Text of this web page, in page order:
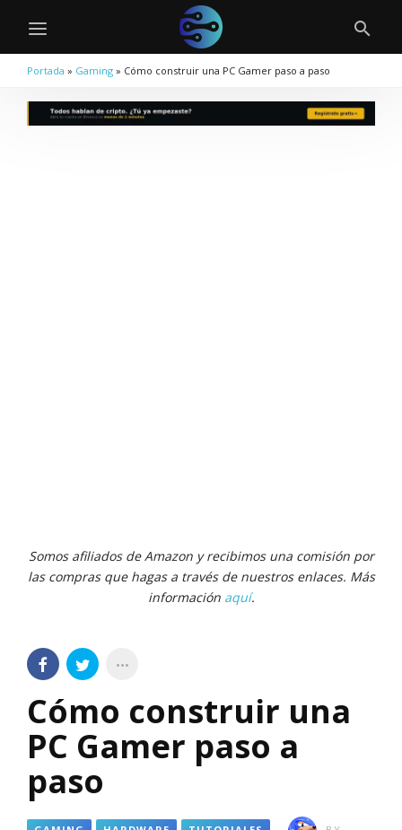
Portada » Gaming » Cómo construir una PC Gamer paso a paso
Somos afiliados de Amazon y recibimos una comisión por
las compras que hagas a través de nuestros enlaces. Más
información aquí.
Cómo construir una
PC Gamer paso a
paso